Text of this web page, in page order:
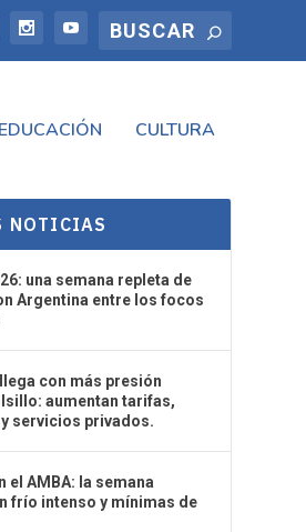
EDUCACIÓN CULTURA
NOTICIAS
una semana repleta de
Argentina entre los focos
con más presión
aumentan tarifas,
servicios privados.
el AMBA: la semana
frío intenso y mínimas de